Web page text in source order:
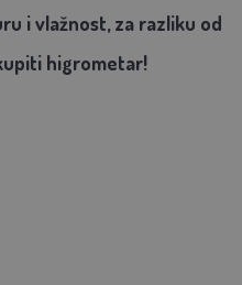
i vlažnost, za razliku od
higrometar!